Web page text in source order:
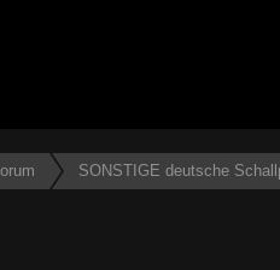
SONSTIGE deutsche